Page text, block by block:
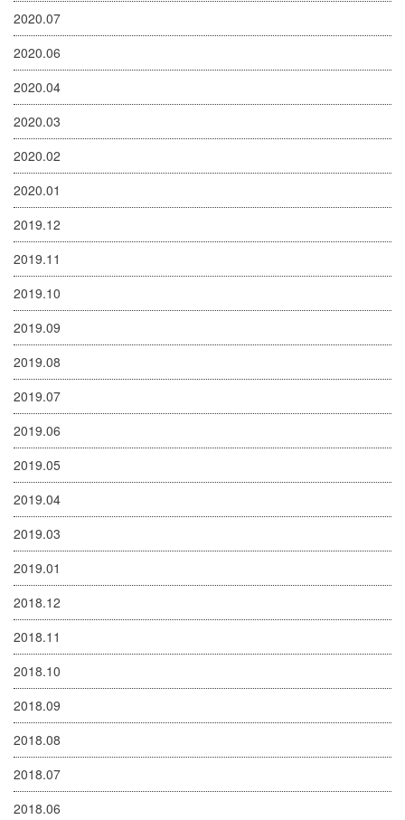
2020.07
2020.06
2020.04
2020.03
2020.02
2020.01
2019.12
2019.11
2019.10
2019.09
2019.08
2019.07
2019.06
2019.05
2019.04
2019.03
2019.01
2018.12
2018.11
2018.10
2018.09
2018.08
2018.07
2018.06